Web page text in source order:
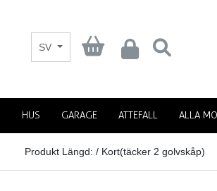
SV
HUS GARAGE ATTEFALL ALLA
Produkt Längd: / Kort(täcker 2 golvskåp)